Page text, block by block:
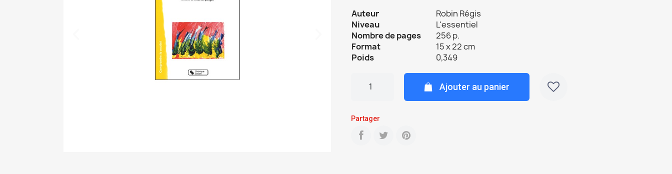
Auteur
Robin Régis
Niveau
L'essentiel
Nombre de pages
256 p.
Format
15 x 22 cm
Poids
0,349
Ajouter au panier
Partager